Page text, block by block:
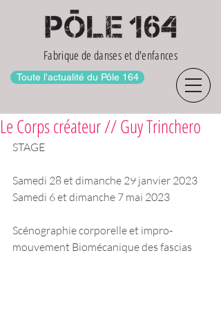
Fabrique de danses et d'enfances
Toute l'actualité du Pôle 164
Le Corps créateur // Guy Trinchero
STAGE
Samedi 28 et dimanche 29 janvier 2023
Samedi 6 et dimanche 7 mai 2023
Scénographie corporelle et impro-
mouvement Biomécanique des fascias